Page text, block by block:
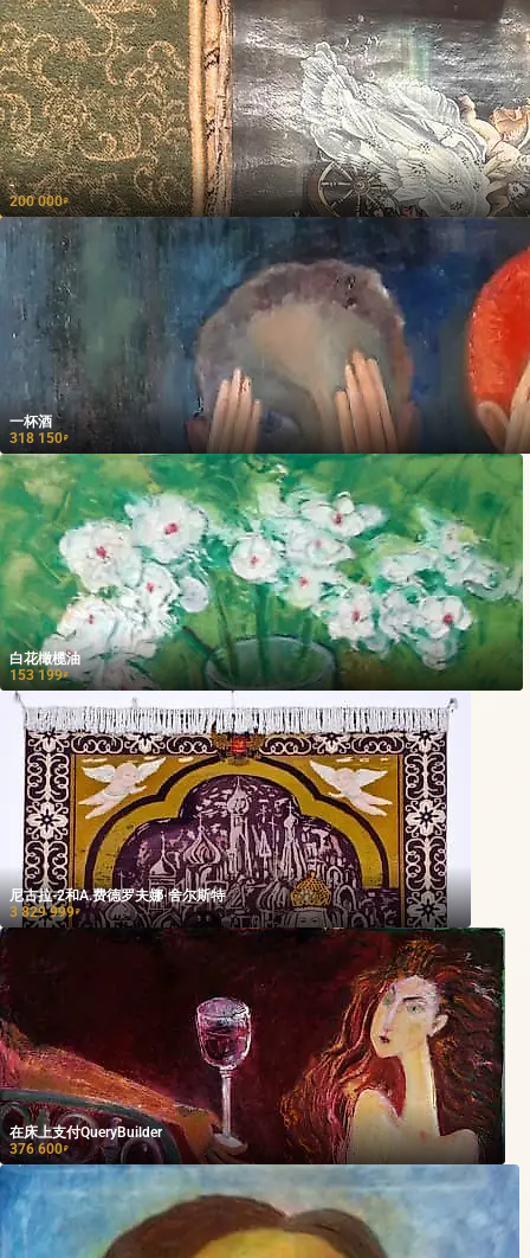
-
200 000₽
一杯酒
318 150₽
白花橄榄油
153 199₽
尼古拉-2和A.费德罗夫娜·舍尔斯特
3 829 999₽
在床上支付QueryBuilder
376 600₽